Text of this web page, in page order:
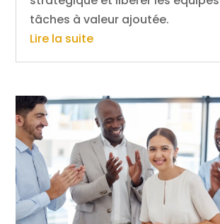
tâches à valeur ajoutée.
Lire la suite